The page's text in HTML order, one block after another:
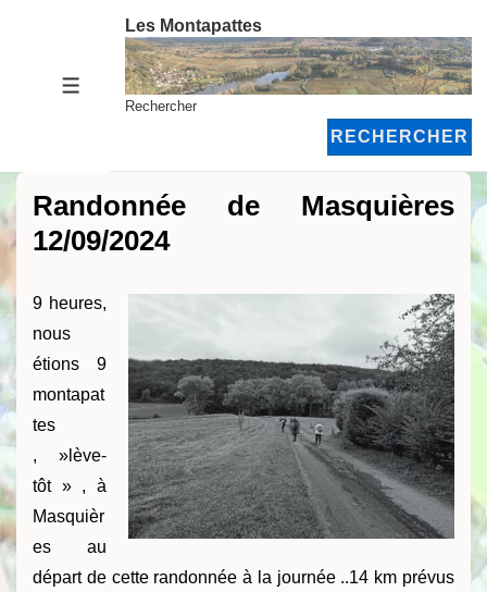
MENU
Les Montapattes
Rechercher
RECHERCHER
Randonnée de Masquières
12/09/2024
9 heures,
nous
étions 9
montapat
tes
, »lève-
tôt » , à
Masquièr
es au
départ de cette randonnée à la journée ..14 km prévus